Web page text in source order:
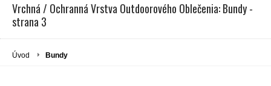
Vrchná / Ochranná Vrstva Outdoorového Oblečenia: Bundy -
strana 3
Úvod Bundy